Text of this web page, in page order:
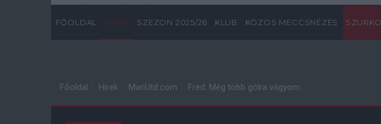
FŐOLDAL HÍREK SZEZON 2025/26 KLUB KÖZÖS MECCSNÉZÉS
Főoldal Hírek ManUtd.com Fred: Még több gólra vágyom